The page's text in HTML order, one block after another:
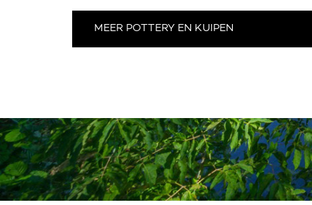
MEER POTTERY EN KUIPEN